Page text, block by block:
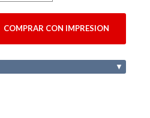
COMPRAR CON IMPRESION
▼